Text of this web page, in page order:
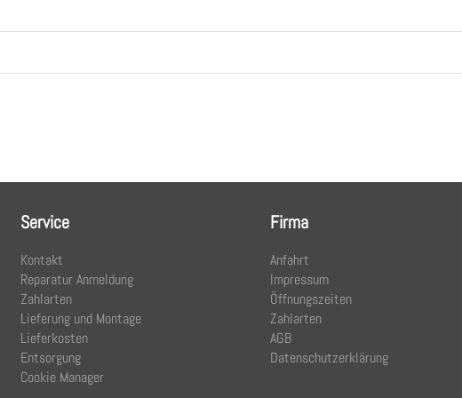
Service
Kontakt
Reparatur Anmeldung
Zahlarten
Lieferung und Montage
Lieferkosten
Entsorgung
Cookie Manager
Firma
Anfahrt
Impressum
Öffnungszeiten
Zahlarten
AGB
Datenschutzerklärung